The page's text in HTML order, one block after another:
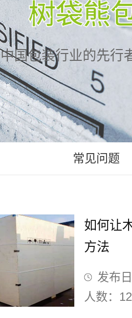
树袋熊
中国包装行业的先行
常见问题
如何让
方法
发布
人数：